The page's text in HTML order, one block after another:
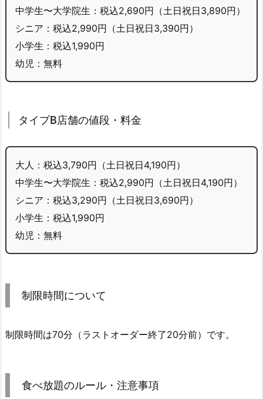
中学生〜大学院生：税込2,690円（土日祝日3,890円）
シニア：税込2,990円（土日祝日3,390円）
小学生：税込1,990円
幼児：無料
タイプB店舗の値段・料金
大人：税込3,790円（土日祝日4,190円）
中学生〜大学院生：税込2,990円（土日祝日4,190円）
シニア：税込3,290円（土日祝日3,690円）
小学生：税込1,990円
幼児：無料
制限時間について
制限時間は70分（ラストオーダー終了20分前）です。
食べ放題のルール・注意事項